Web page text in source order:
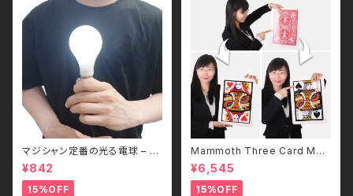
マジシャン定番の光る電球 – M
agic Bulb
¥842
15%OFF
Mammoth Three Card Mon
te-日本語補足解説書付
¥6,545
15%OFF